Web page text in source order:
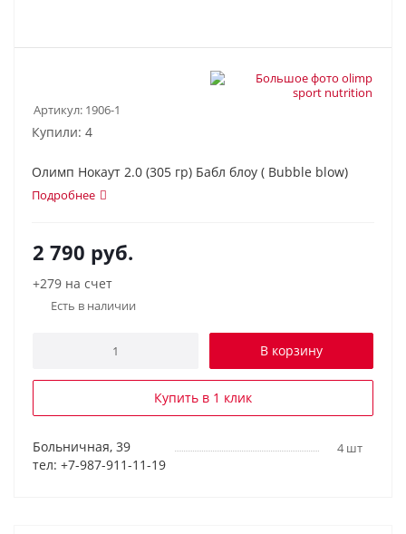
Артикул: 1906-1
Купили: 4
Олимп Нокаут 2.0 (305 гр) Бабл блоу ( Bubble blow)
Подробнее
2 790 руб.
+279 на счет
Есть в наличии
В корзину
Купить в 1 клик
Больничная, 39
тел: +7-987-911-11-19
4 шт